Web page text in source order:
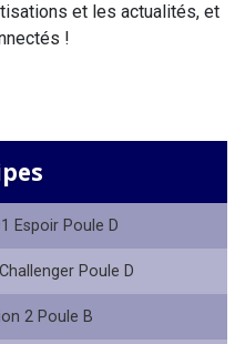
et les actualités, et
!
Espoir Poule D
Poule D
2 Poule B